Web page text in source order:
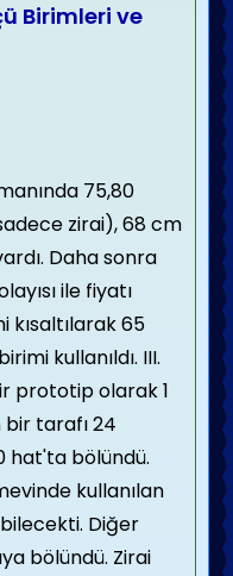
Birimleri ve
75,80
zirai), 68 cm
Daha sonra
ile fiyatı
65
kullanıldı. III.
prototip olarak 1
bir tarafı 24
hat'ta bölündü.
kullanılan
Diğer
bölündü. Zirai